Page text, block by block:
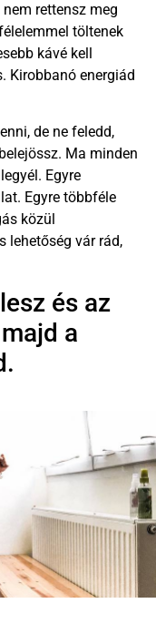
rettensz meg
töltenek
kávé kell
Kirobbanó energiád
de ne feledd,
Ma minden
Egyre
Egyre többféle
közül
lehetőség vár rád,
és az
a